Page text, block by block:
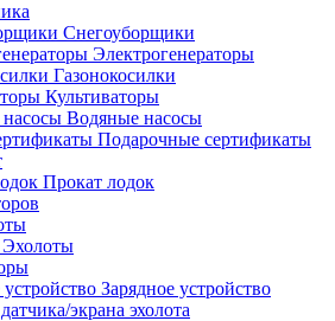
Снегоуборщики
Электрогенераторы
Газонокосилки
Культиваторы
Водяные насосы
Подарочные сертификаты
Прокат лодок
Эхолоты
Зарядное устройство
экрана эхолота